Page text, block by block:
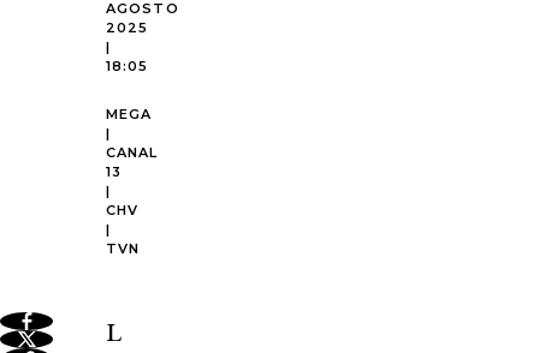
AGOSTO
2025
|
18:05
MEGA
|
CANAL
13
|
CHV
|
TVN
L